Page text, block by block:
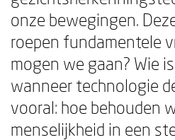
onze bewegingen.
roepen fundamentele
mogen we gaan? Wie
wanneer technologie
vooral: hoe behouden
menselijkheid in een